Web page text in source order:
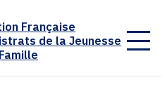
Française
de la Jeunesse